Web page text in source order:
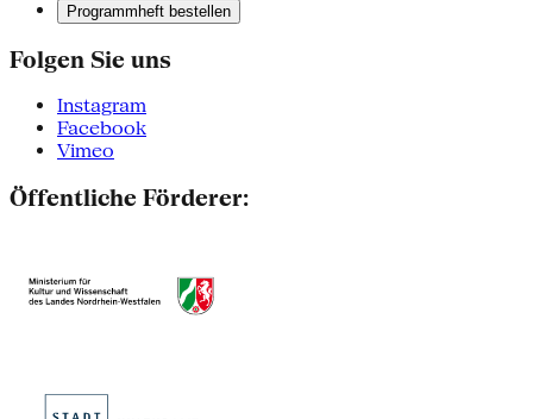
Programmheft bestellen
Folgen Sie uns
Instagram
Facebook
Vimeo
Öffentliche Förderer: